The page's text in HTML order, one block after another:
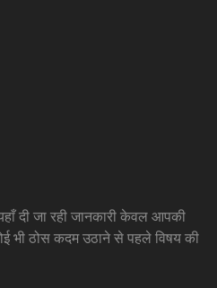
दी जा रही जानकारी केवल आपकी
भी ठोस कदम उठाने से पहले विषय की